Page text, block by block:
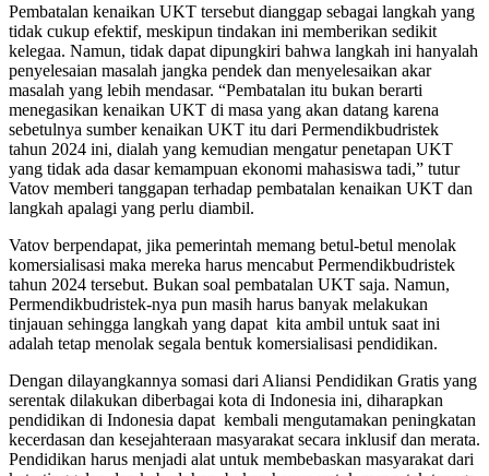
Pembatalan kenaikan UKT tersebut dianggap sebagai langkah yang
tidak cukup efektif, meskipun tindakan ini memberikan sedikit
kelegaa. Namun, tidak dapat dipungkiri bahwa langkah ini hanyalah
penyelesaian masalah jangka pendek dan menyelesaikan akar
masalah yang lebih mendasar. “Pembatalan itu bukan berarti
menegasikan kenaikan UKT di masa yang akan datang karena
sebetulnya sumber kenaikan UKT itu dari Permendikbudristek
tahun 2024 ini, dialah yang kemudian mengatur penetapan UKT
yang tidak ada dasar kemampuan ekonomi mahasiswa tadi,” tutur
Vatov memberi tanggapan terhadap pembatalan kenaikan UKT dan
langkah apalagi yang perlu diambil.
Vatov berpendapat, jika pemerintah memang betul-betul menolak
komersialisasi maka mereka harus mencabut Permendikbudristek
tahun 2024 tersebut. Bukan soal pembatalan UKT saja. Namun,
Permendikbudristek-nya pun masih harus banyak melakukan
tinjauan sehingga langkah yang dapat kita ambil untuk saat ini
adalah tetap menolak segala bentuk komersialisasi pendidikan.
Dengan dilayangkannya somasi dari Aliansi Pendidikan Gratis yang
serentak dilakukan diberbagai kota di Indonesia ini, diharapkan
pendidikan di Indonesia dapat kembali mengutamakan peningkatan
kecerdasan dan kesejahteraan masyarakat secara inklusif dan merata.
Pendidikan harus menjadi alat untuk membebaskan masyarakat dari